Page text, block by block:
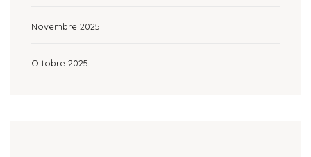
Novembre 2025
Ottobre 2025